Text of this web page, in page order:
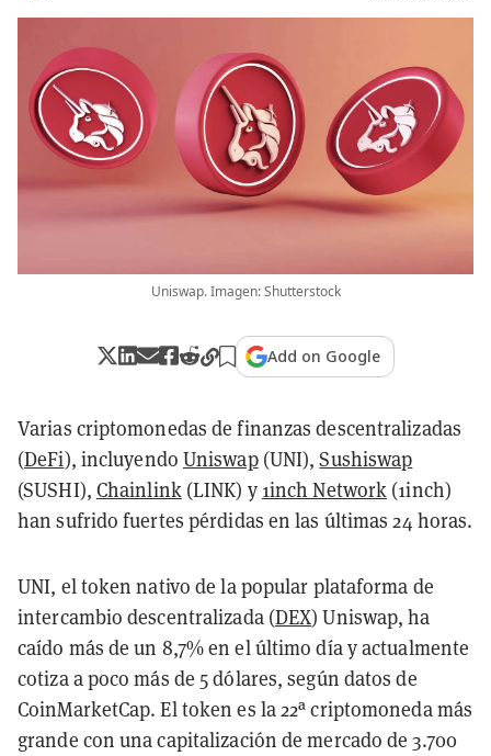
Uniswap. Imagen: Shutterstock
Add on Google
Varias criptomonedas de finanzas descentralizadas
(DeFi), incluyendo Uniswap(UNI),Sushiswap
(SUSHI), Chainlink(LINK) y 1inch Network (1inch)
han sufrido fuertes pérdidas en las últimas 24 horas.
UNI, el token nativo de la popular plataforma de
intercambio descentralizada (DEX) Uniswap, ha
caído más de un 8,7% en el último día y actualmente
cotiza a poco más de 5 dólares, según datos de
CoinMarketCap. El token es la 22ª criptomoneda más
grande con una capitalización de mercado de 3.700